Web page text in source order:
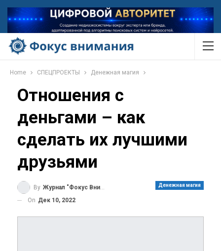
Home СПЕЦПРОЕКТЫ Денежная магия
Отношения с
деньгами – как
сделать их лучшими
друзьями
Денежная магия
By Журнал "Фокус Внимания"
On Дек 10, 2022